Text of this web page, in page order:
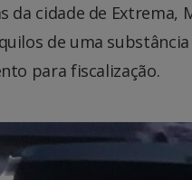
da cidade de Extrema,
de uma
para fiscalização.